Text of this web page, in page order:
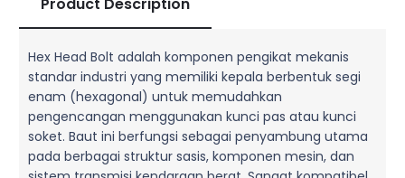
Product Description
Hex Head Bolt adalah komponen pengikat mekanis
standar industri yang memiliki kepala berbentuk segi
enam (hexagonal) untuk memudahkan
pengencangan menggunakan kunci pas atau kunci
soket. Baut ini berfungsi sebagai penyambung utama
pada berbagai struktur sasis, komponen mesin, dan